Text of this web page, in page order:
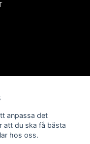
anpassa det
att du ska få bästa
hos oss.